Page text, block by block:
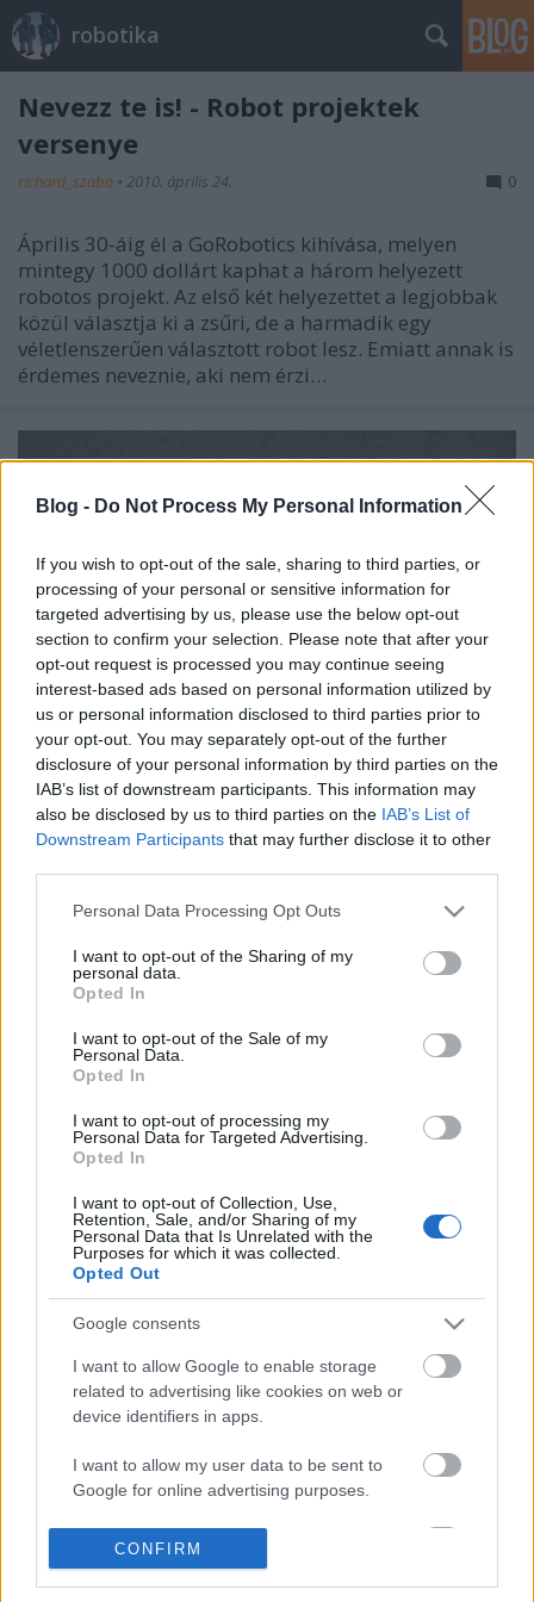
Blog - Do Not Process My Personal Information
If you wish to opt-out of the sale, sharing to third parties, or
processing of your personal or sensitive information for
targeted advertising by us, please use the below opt-out
section to confirm your selection. Please note that after your
opt-out request is processed you may continue seeing
interest-based ads based on personal information utilized by
us or personal information disclosed to third parties prior to
your opt-out. You may separately opt-out of the further
disclosure of your personal information by third parties on the
IAB’s list of downstream participants. This information may
also be disclosed by us to third parties on the IAB’s List of
Downstream Participants that may further disclose it to other
Please note that this website/app uses one or more Google
not limited to your visit or usage behaviour. You may click to
grant or deny consent to Google and its third-party tags to
use your data for below specified purposes in below Google
consent section.
Personal Data Processing Opt Outs
I want to opt-out of the Sharing of my
personal data.
Opted In
I want to opt-out of the Sale of my
Personal Data.
Opted In
I want to opt-out of processing my
Personal Data for Targeted Advertising.
Opted In
I want to opt-out of Collection, Use,
Retention, Sale, and/or Sharing of my
Personal Data that Is Unrelated with the
Purposes for which it was collected.
Opted Out
Google consents
I want to allow Google to enable storage
related to advertising like cookies on web or
device identifiers in apps.
I want to allow my user data to be sent to
Google for online advertising purposes.
I want to allow Google to send me
CONFIRM
robotika
Nevezz te is! - Robot projektek
versenye
richard_szabo • 2010. április 24. 0
Április 30-áig él a GoRobotics kihívása, melyen
mintegy 1000 dollárt kaphat a három helyezett
robotos projekt. Az első két helyezettet a legjobbak
közül választja ki a zsűri, de a harmadik egy
véletlenszerűen választott robot lesz. Emiatt annak is
érdemes neveznie, aki nem érzi…
Oldalazó, guruló, póznamászó
robotkígyó
richard_szabo•2010. április 22.
készített egy kígyószerű robotot, mely sokféle
terepen tud közlekedni, különböző mozgásmódokat
egy hagyományosból átalakított szervót használva,
ami az adott modult forgatja. A…
Könyvajánló: R. Brooks: Flesh and
machines - How Robots Will Change
Us